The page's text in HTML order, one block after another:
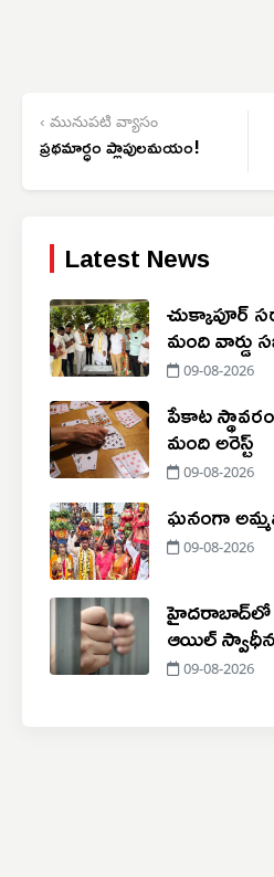
‹ మునుపటి వ్యాసం
ప్రథమార్ధం ప్లాపులమయం!
Latest News
చుక్కాపూర్‌
మంది వార్డు
చేరిక
09-08-2026
పేకాట
మంది అరెస్ట్
09-08-2026
ఘనంగా
09-08-2026
హైదరాబాద్‌లో
ఆయిల్
09-08-2026